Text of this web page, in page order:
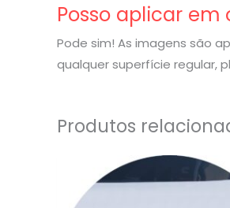
Posso aplicar
Pode sim! As imagens são
qualquer superfície regular,
Produtos